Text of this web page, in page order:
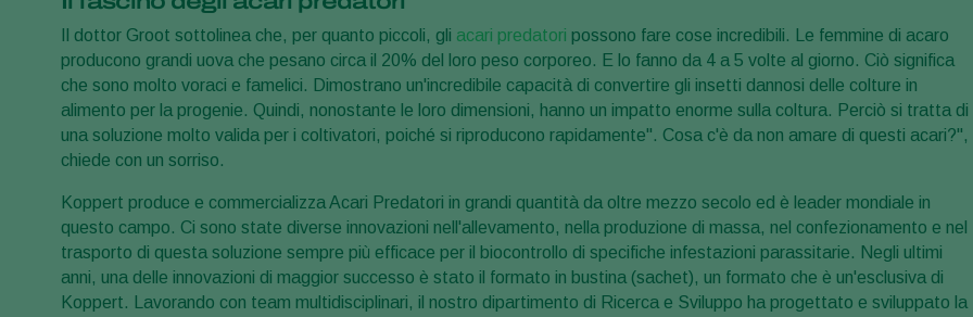
Il dottor Groot sottolinea che, per quanto piccoli, gli acari predatori possono fare cose incredibili. Le femmine di acaro
producono grandi uova che pesano circa il 20% del loro peso corporeo. E lo fanno da 4 a 5 volte al giorno. Ciò significa
che sono molto voraci e famelici. Dimostrano un'incredibile capacità di convertire gli insetti dannosi delle colture in
alimento per la progenie. Quindi, nonostante le loro dimensioni, hanno un impatto enorme sulla coltura. Perciò si tratta di
una soluzione molto valida per i coltivatori, poiché si riproducono rapidamente". Cosa c'è da non amare di questi acari?",
chiede con un sorriso.
Koppert produce e commercializza Acari Predatori in grandi quantità da oltre mezzo secolo ed è leader mondiale in
questo campo. Ci sono state diverse innovazioni nell'allevamento, nella produzione di massa, nel confezionamento e nel
trasporto di questa soluzione sempre più efficace per il biocontrollo di specifiche infestazioni parassitarie. Negli ultimi
anni, una delle innovazioni di maggior successo è stato il formato in bustina (sachet), un formato che è un'esclusiva di
Koppert. Lavorando con team multidisciplinari, il nostro dipartimento di Ricerca e Sviluppo ha progettato e sviluppato la